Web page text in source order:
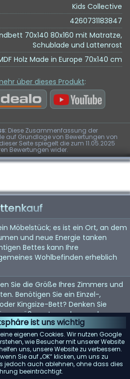
ist uns wichtig
eigenen Cookies. Wir nutzen Google
wie Besucher mit unserer Website
uns, unsere Website zu verbessern.
Sie auf „OK“ klicken, um uns zu
jedoch auch ablehnen, ohne dass dies
beeinträchtigt.
Kids Collective
4260731183847
70x140 80x160 mit Matratze,
Schublade und Lattenrost
Holz Made in Europe 70x140 cm
über dieses Produkt:
Diese Zusammenfassung der
auf Grundlage von Bewertungen von
Seite spiegelt die zum 11.05.2025
Bewertungen wider.
Möbelstück; es ist ein Ort, an dem
und neue Energie tanken
Bettes kann Ihre
Wohlbefinden erheblich
Sie die Größe Ihres Zimmers und
Benötigen Sie ein Einzel-,
Kingsize-Bett? Denken Sie
entsprechen und
sollte, wenn Sie es mit jemandem
ist entscheidend für einen guten
einer Matratze, die Ihr
verteilt und Ihren